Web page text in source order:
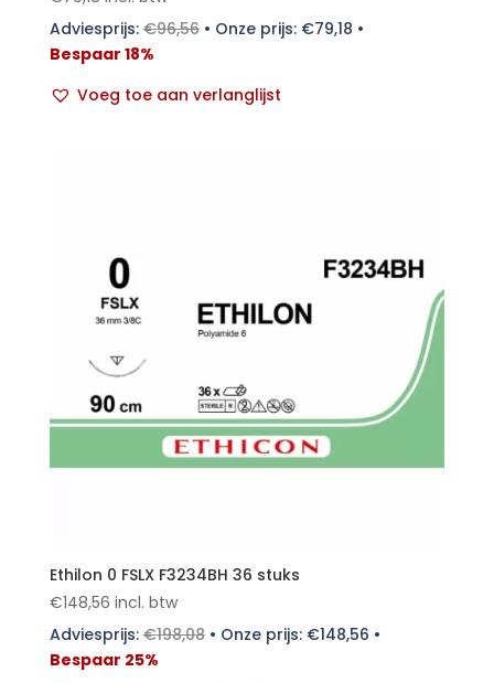
Adviesprijs:€96,56• Onze prijs: €79,18 •
Bespaar 18%
Voeg toe aan verlanglijst
Ethilon 0 FSLX F3234BH 36 stuks
€148,56 incl. btw
Adviesprijs:€198,08• Onze prijs: €148,56 •
Bespaar 25%